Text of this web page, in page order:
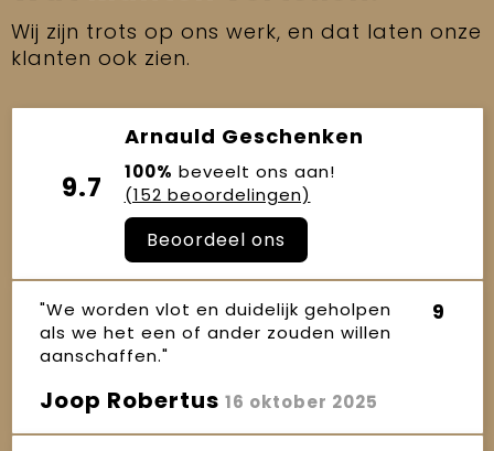
Wij zijn trots op ons werk, en dat laten onze
klanten ook zien.
9.7
Arnauld Geschenken
100% beveelt ons aan!
(152 beoordelingen)
Beoordeel ons
"We worden vlot en duidelijk geholpen
als we het een of ander zouden willen
aanschaffen."
9
Joop Robertus 16 oktober 2025